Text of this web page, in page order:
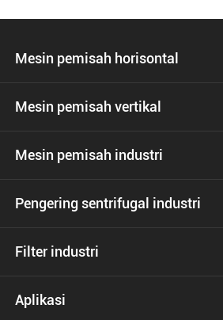
Mesin pemisah horisontal
Mesin pemisah vertikal
Mesin pemisah industri
Pengering sentrifugal industri
Filter industri
Aplikasi